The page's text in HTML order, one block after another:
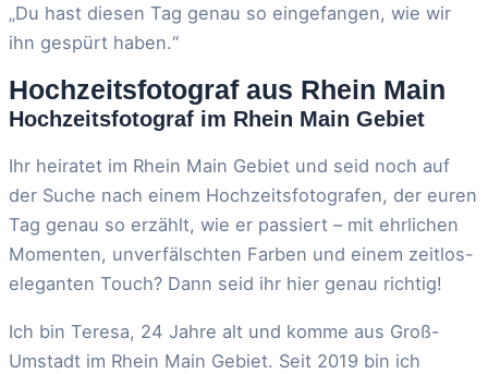
„Du hast diesen Tag genau so eingefangen, wie wir
ihn gespürt haben.“
Hochzeitsfotograf aus Rhein Main
Hochzeitsfotograf im Rhein Main Gebiet
Ihr heiratet im Rhein Main Gebiet und seid noch auf
der Suche nach einem Hochzeitsfotografen, der euren
Tag genau so erzählt, wie er passiert – mit ehrlichen
Momenten, unverfälschten Farben und einem zeitlos-
eleganten Touch? Dann seid ihr hier genau richtig!
Ich bin Teresa, 24 Jahre alt und komme aus Groß-
Umstadt im Rhein Main Gebiet. Seit 2019 bin ich